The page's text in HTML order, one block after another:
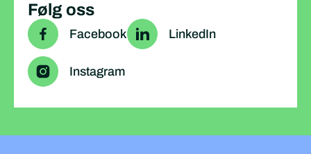
Følg oss
Facebook LinkedIn
Instagram